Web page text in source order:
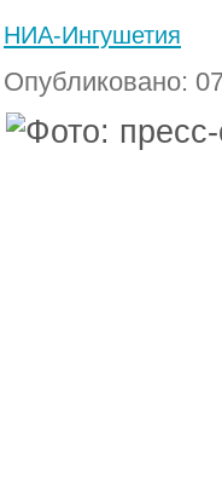
НИА-Ингушетия
Опубликовано: